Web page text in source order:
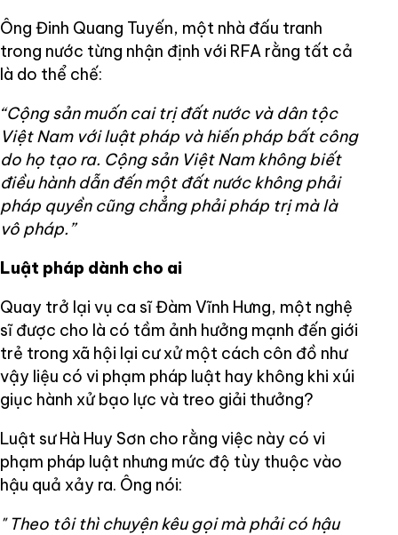
Ông Đinh Quang Tuyến, một nhà đấu tranh
trong nước từng nhận định với RFA rằng tất cả
là do thể chế:
“Cộng sản muốn cai trị đất nước và dân tộc
Việt Nam với luật pháp và hiến pháp bất công
do họ tạo ra. Cộng sản Việt Nam không biết
điều hành dẫn đến một đất nước không phải
pháp quyền cũng chẳng phải pháp trị mà là
vô pháp.”
Luật pháp dành cho ai
Quay trở lại vụ ca sĩ Đàm Vĩnh Hưng, một nghệ
sĩ được cho là có tầm ảnh hưởng mạnh đến giới
trẻ trong xã hội lại cư xử một cách côn đồ như
vậy liệu có vi phạm pháp luật hay không khi xúi
giục hành xử bạo lực và treo giải thưởng?
Luật sư Hà Huy Sơn cho rằng việc này có vi
phạm pháp luật nhưng mức độ tùy thuộc vào
hậu quả xảy ra. Ông nói:
" Theo tôi thì chuyện kêu gọi mà phải có hậu